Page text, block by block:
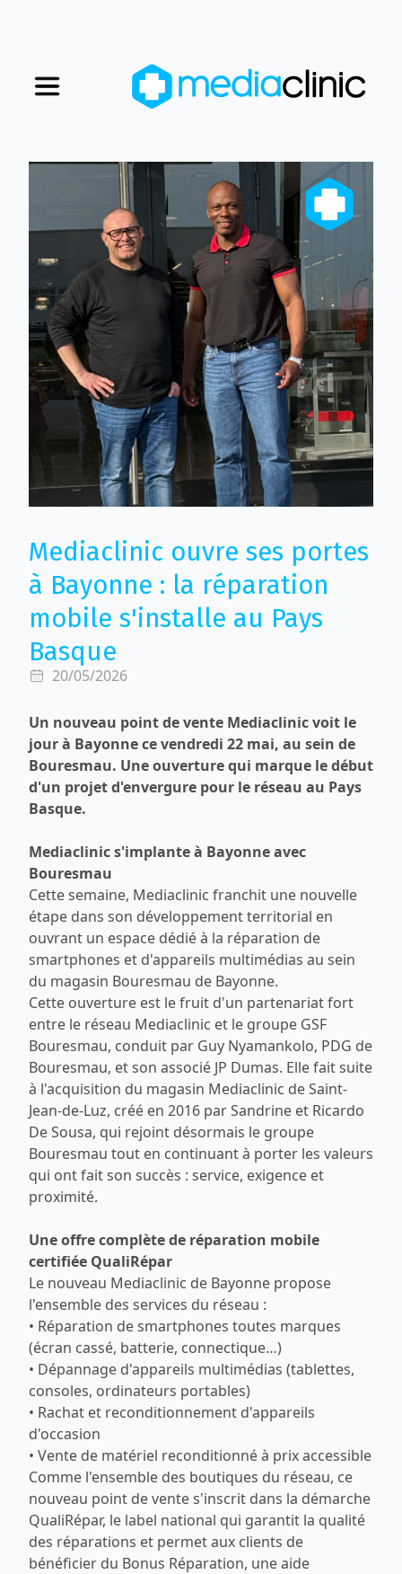
Nos magasins
Nous rejoindre
Qui sommes-nous
Mediaclinic ouvre ses portes
à Bayonne : la réparation
mobile s'installe au Pays
Basque
20/05/2026
Un nouveau point de vente Mediaclinic voit le
jour à Bayonne ce vendredi 22 mai, au sein de
Bouresmau. Une ouverture qui marque le début
d'un projet d'envergure pour le réseau au Pays
Basque.
Mediaclinic s'implante à Bayonne avec
Bouresmau
Cette semaine, Mediaclinic franchit une nouvelle
étape dans son développement territorial en
ouvrant un espace dédié à la réparation de
smartphones et d'appareils multimédias au sein
du magasin Bouresmau de Bayonne.
Cette ouverture est le fruit d'un partenariat fort
entre le réseau Mediaclinic et le groupe GSF
Bouresmau, conduit par Guy Nyamankolo, PDG de
Bouresmau, et son associé JP Dumas. Elle fait suite
à l'acquisition du magasin Mediaclinic de Saint-
Jean-de-Luz, créé en 2016 par Sandrine et Ricardo
De Sousa, qui rejoint désormais le groupe
Bouresmau tout en continuant à porter les valeurs
qui ont fait son succès : service, exigence et
proximité.
Une offre complète de réparation mobile
certifiée QualiRépar
Le nouveau Mediaclinic de Bayonne propose
l'ensemble des services du réseau :
• Réparation de smartphones toutes marques
(écran cassé, batterie, connectique…)
• Dépannage d'appareils multimédias (tablettes,
consoles, ordinateurs portables)
• Rachat et reconditionnement d'appareils
d'occasion
• Vente de matériel reconditionné à prix accessible
Comme l'ensemble des boutiques du réseau, ce
nouveau point de vente s'inscrit dans la démarche
QualiRépar, le label national qui garantit la qualité
des réparations et permet aux clients de
bénéficier du Bonus Réparation, une aide